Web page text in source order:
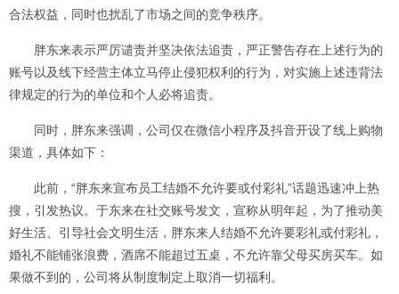
合法权益，同时也扰乱了市场之间的竞争秩序。
胖东来表示严厉谴责并坚决依法追责，严正警告存在上述行为的
账号以及线下经营主体立马停止侵犯权利的行为，对实施上述违背法
律规定的行为的单位和个人必将追责。
同时，胖东来强调，公司仅在微信小程序及抖音开设了线上购物
渠道，具体如下：
此前，“胖东来宣布员工结婚不允许要或付彩礼”话题迅速冲上热
搜，引发热议。于东来在社交账号发文，宣称从明年起，为了推动美
好生活、引导社会文明生活，胖东来人结婚不允许要彩礼或付彩礼，
婚礼不能铺张浪费，酒席不能超过五桌，不允许靠父母买房买车。如
果做不到的，公司将从制度制定上取消一切福利。